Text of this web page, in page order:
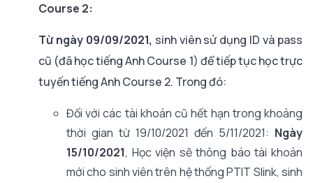
Course 2:
Từ ngày 09/09/2021, sinh viên sử dụng ID và pass
cũ (đã học tiếng Anh Course 1) để tiếp tục học trực
tuyến tiếng Anh Course 2. Trong đó:
Đối với các tài khoản cũ hết hạn trong khoảng
thời gian từ 19/10/2021 đến 5/11/2021: Ngày
15/10/2021, Học viện sẽ thông báo tài khoản
mới cho sinh viên trên hệ thống PTIT Slink, sinh